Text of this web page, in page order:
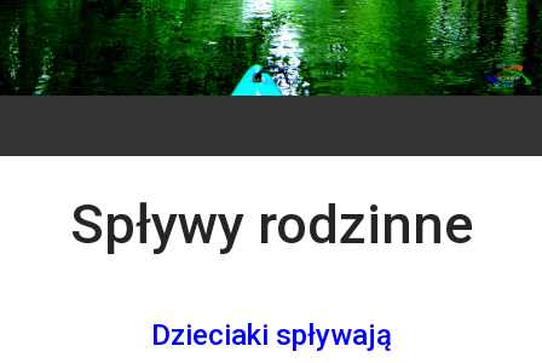
Spływy rodzinne
Dzieciaki spływają